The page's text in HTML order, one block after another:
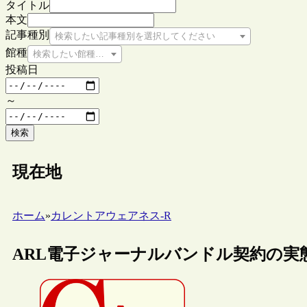
タイトル
本文
記事種別
検索したい記事種別を選択してください
館種 検索したい館種を選択してください
投稿日
～
検索
現在地
ホーム»カレントアウェアネス-R
ARL電子ジャーナルバンドル契約の実